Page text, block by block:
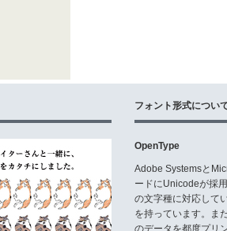
フォント形式につい
OpenType
Adobe Systemsと
ードにUnicodeが採
の文字種に対応して
を持っています。ま
のデータを都度プリ